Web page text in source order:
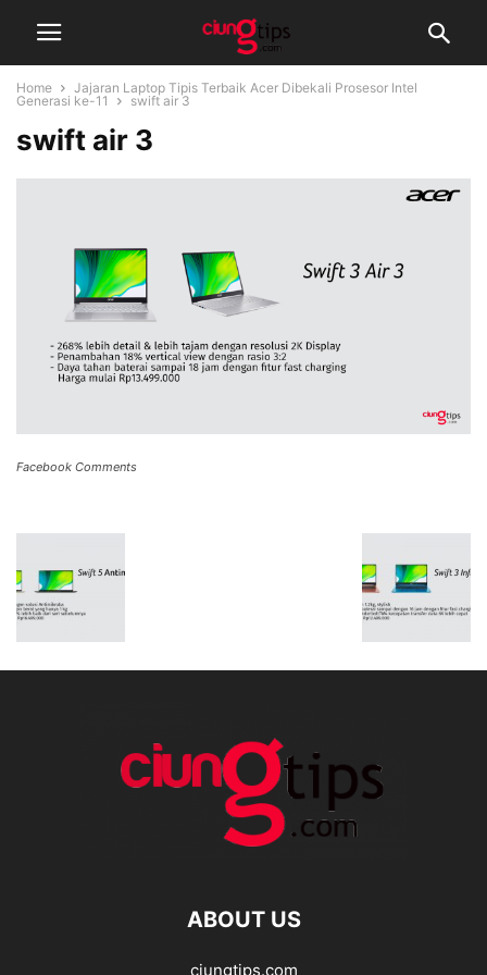
Home
Jajaran Laptop Tipis Terbaik Acer Dibekali Prosesor Intel
Generasi ke-11
swift air 3
swift air 3
Facebook Comments
ABOUT US
ciungtips.com